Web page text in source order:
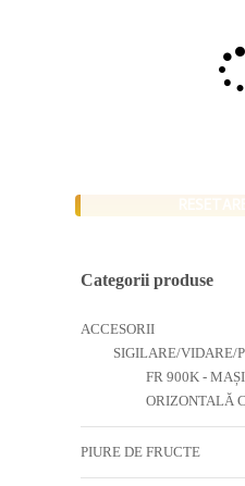
Categorii produse
ACCESORII
SIGILARE/VIDARE/
FR 900K -
ORIZONTALĂ
PIURE DE FRUCTE